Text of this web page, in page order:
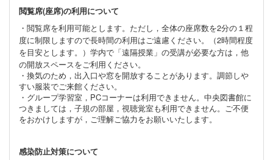
閲覧席(座席)の利用について
・ 閲覧席を利用可能とします。ただし，全体の座席数を2分の１程
度に制限しますので長時間の利用はご遠慮ください。
（2時間程度
を目安とします。） 学内で「遠隔授業」の受講が必要な方は，他
の開放スペースをご利用ください。
・換気のため，出入口や窓を開放することがあります。調節しや
すい服装でご来館ください。
・グループ学習室，PCコーナーは利用できません。中央図書館に
つきましては，子規の部屋，視聴覚室も利用できません。ご不便
をおかけしますが，ご理解ご協力をお願いいたします。
感染防止対策について